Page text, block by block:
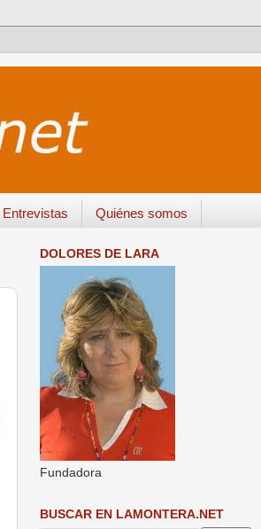
Entrevistas Quiénes somos
DOLORES DE LARA
Fundadora
BUSCAR EN LAMONTERA.NET